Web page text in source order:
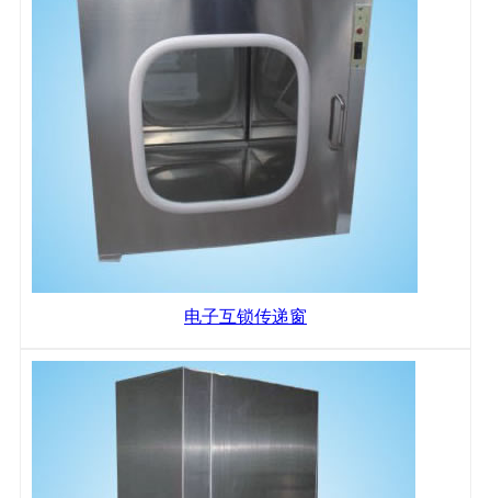
电子互锁传递窗